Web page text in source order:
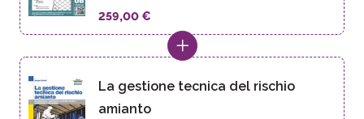
259,00 €
La gestione tecnica del rischio
amianto